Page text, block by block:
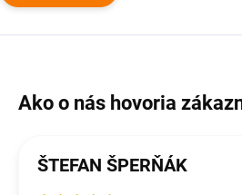
ŠTEFAN ŠPERŇÁK